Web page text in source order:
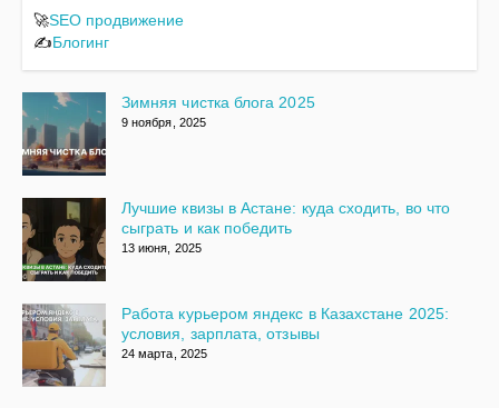
🚀SEO продвижение
✍️Блогинг
Зимняя чистка блога 2025
9 ноября, 2025
Лучшие квизы в Астане: куда сходить, во что
сыграть и как победить
13 июня, 2025
Работа курьером яндекс в Казахстане 2025:
условия, зарплата, отзывы
24 марта, 2025